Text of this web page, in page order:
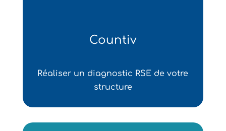
Countiv
Réaliser un diagnostic RSE de votre
structure